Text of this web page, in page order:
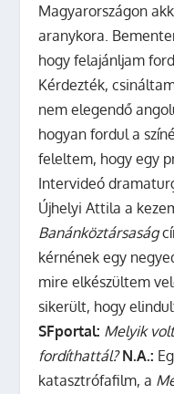
Magyarországon
aranykora.
hogy felajánljam
Kérdezték,
nem elegendő
hogyan fordul a
feleltem, hogy egy
Intervideó
Újhelyi Attila a
Banánköztársaság
kérnének egy
mire elkészültem
sikerült, hogy
SFportal: Melyik
fordíthattál? N.A.:
katasztrófafilm, a